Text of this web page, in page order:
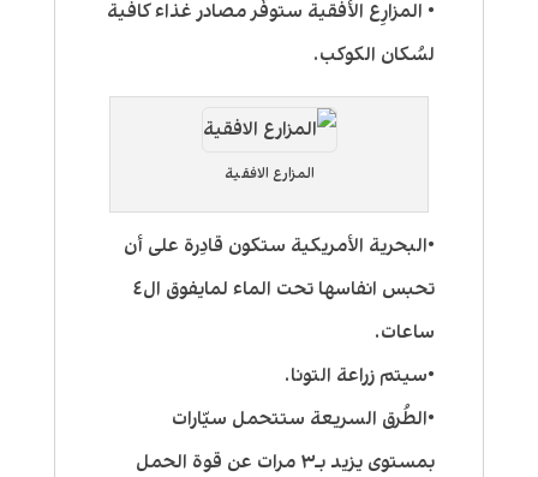
• المزارِع الأفقية ستوفّر مصادر غذاء كافية
لسُكان الكوكب.
المزارع الافقية
•البحرية الأمريكية ستكون قادِرة على أن
تحبس انفاسها تحت الماء لمايفوق ال٤
ساعات.
•سيتم زراعة التونا.
•الطُرق السريعة ستتحمل سيّارات
بمستوى يزيد بـ٣ مرات عن قوة الحمل